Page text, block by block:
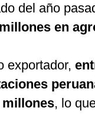
del año
en
exportador,
millones, lo